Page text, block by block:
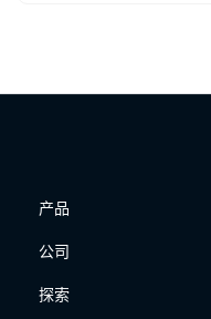
产品
公司
探索